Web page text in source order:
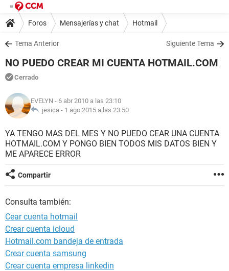
Foros Mensajerías y chat Hotmail
Tema Anterior Siguiente Tema
NO PUEDO CREAR MI CUENTA HOTMAIL.COM
Cerrado
EVELYN - 6 abr 2010 a las 23:10
jesica - 1 ago 2015 a las 23:50
YA TENGO MAS DEL MES Y NO PUEDO CEAR UNA CUENTA
HOTMAIL.COM Y PONGO BIEN TODOS MIS DATOS BIEN Y
ME APARECE ERROR
Compartir
Consulta también:
Cear cuenta hotmail
Crear cuenta icloud
Hotmail.com bandeja de entrada
Crear cuenta samsung
Crear cuenta empresa linkedin